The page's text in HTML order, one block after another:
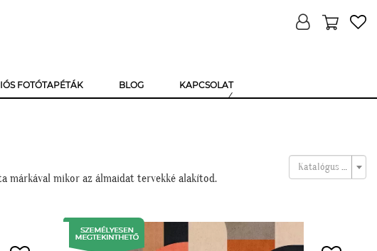
FOTÓTAPÉTÁK BLOG KAPCSOLAT
Katalógus kiválasztása
márkával mikor az álmaidat tervekké alakítod.